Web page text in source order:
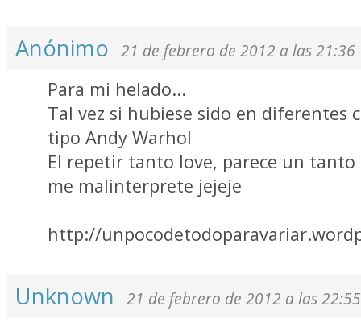
Anónimo 21 de febrero de 2012 a las 21:36
Para mi helado...
Tal vez si hubiese sido en diferentes
tipo Andy Warhol
El repetir tanto love, parece un tanto
me malinterprete jejeje
http://
Unknown 21 de febrero de 2012 a las 22:55